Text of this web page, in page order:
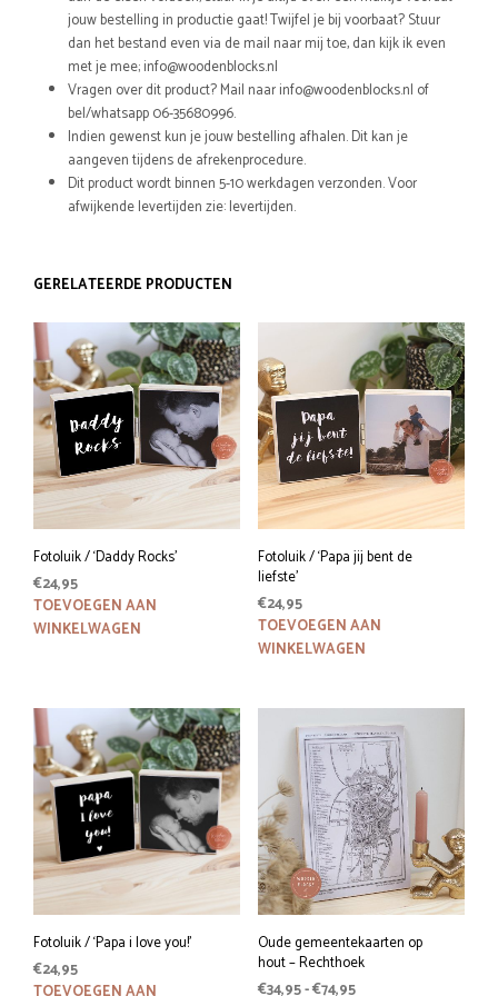
jouw bestelling in productie gaat! Twijfel je bij voorbaat? Stuur
dan het bestand even via de mail naar mij toe, dan kijk ik even
met je mee; info@woodenblocks.nl
Vragen over dit product? Mail naar info@woodenblocks.nl of
bel/whatsapp 06-35680996.
Indien gewenst kun je jouw bestelling afhalen. Dit kan je
aangeven tijdens de afrekenprocedure.
Dit product wordt binnen 5-10 werkdagen verzonden. Voor
afwijkende levertijden zie: levertijden.
GERELATEERDE PRODUCTEN
Fotoluik / ‘Daddy Rocks’
€24,95
TOEVOEGEN AAN
WINKELWAGEN
Fotoluik / ‘Papa jij bent de
liefste’
€24,95
TOEVOEGEN AAN
WINKELWAGEN
Fotoluik / ‘Papa i love you!’
€24,95
Oude gemeentekaarten op
hout – Rechthoek
€34,95-€74,95Prijsklasse: